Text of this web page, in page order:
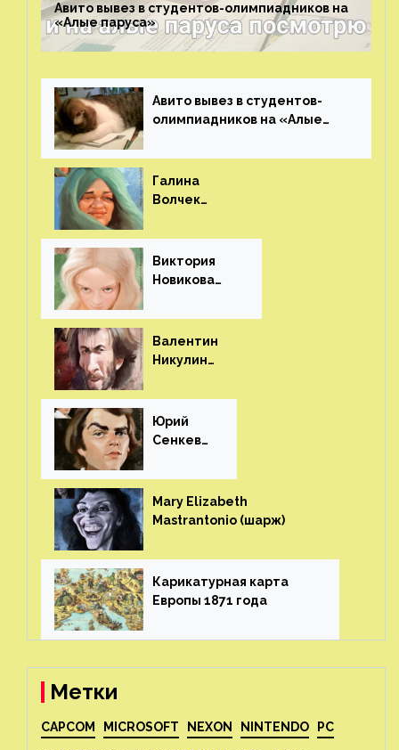
Авито вывез в студентов-олимпиадников на
«Алые паруса»⁠⁠
Авито вывез в студентов-
олимпиадников на «Алые
Галина
Волчек
Виктория
Новикова
Валентин
Никулин
Юрий
Сенкеви
Mary Elizabeth
Mastrantonio (шарж)⁠⁠
Карикатурная карта
Европы 1871 года⁠⁠
Метки
CAPCOM MICROSOFT NEXON NINTENDO PC